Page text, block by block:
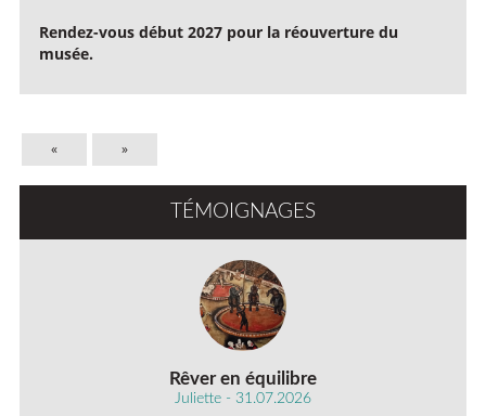
Rendez-vous début 2027 pour la réouverture du
musée.
« »
TÉMOIGNAGES
Rêver en équilibre
Juliette - 31.07.2026